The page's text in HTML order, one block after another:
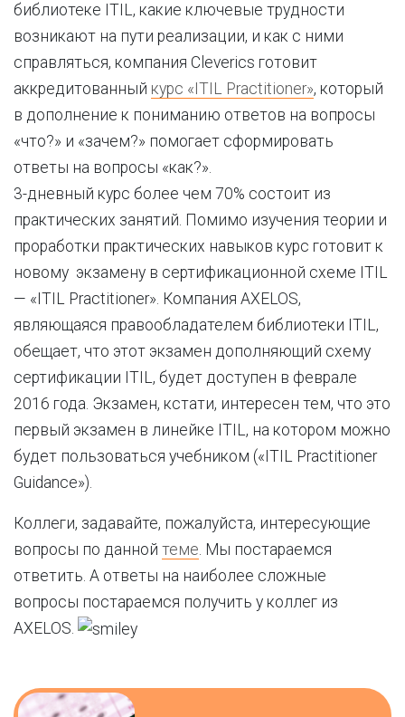
библиотеке ITIL, какие ключевые трудности
возникают на пути реализации, и как с ними
справляться, компания Cleverics готовит
аккредитованный курс «ITIL Practitioner», который
в дополнение к пониманию ответов на вопросы
«что?» и «зачем?» помогает сформировать
ответы на вопросы «как?».
3-дневный курс более чем 70% состоит из
практических занятий. Помимо изучения теории и
проработки практических навыков курс готовит к
новому экзамену в сертификационной схеме ITIL
— «ITIL Practitioner». Компания AXELOS,
являющаяся правообладателем библиотеки ITIL,
обещает, что этот экзамен дополняющий схему
сертификации ITIL, будет доступен в феврале
2016 года. Экзамен, кстати, интересен тем, что это
первый экзамен в линейке ITIL, на котором можно
будет пользоваться учебником («ITIL Practitioner
Guidance»).
Коллеги, задавайте, пожалуйста, интересующие
вопросы по данной теме. Мы постараемся
ответить. А ответы на наиболее сложные
вопросы постараемся получить у коллег из
AXELOS.